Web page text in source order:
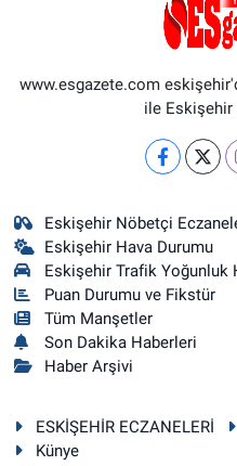
www.esgazete.com
ile
Eskişehir Nöbetçi
Eskişehir Hava Durumu
Eskişehir Trafik Yoğunluk
Puan Durumu ve Fikstür
Tüm Manşetler
Son Dakika Haberleri
Haber Arşivi
ESKİŞEHİR ECZANELERİ
Künye